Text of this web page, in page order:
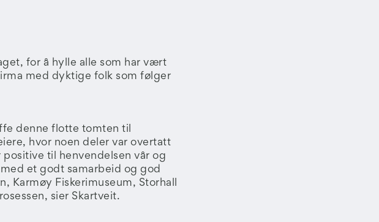
for å hylle alle som har vært
med dyktige folk som følger
denne flotte tomten til
hvor noen deler var overtatt
til henvendelsen vår og
et godt samarbeid og god
Karmøy Fiskerimuseum, Storhall
sier Skartveit.